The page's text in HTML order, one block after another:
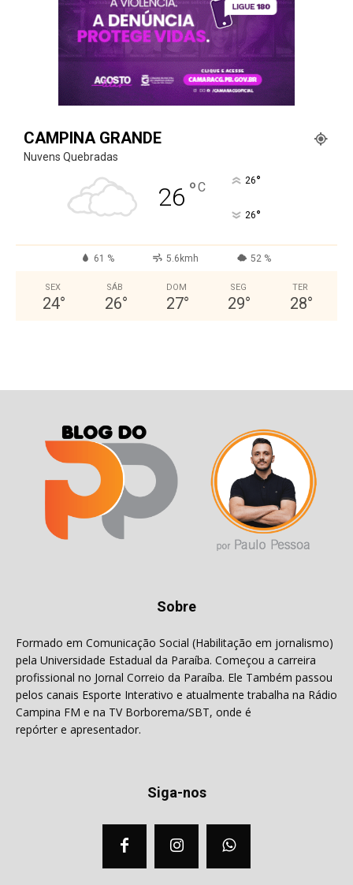
CAMPINA GRANDE
Nuvens Quebradas
26 °C 26°
26°
61 % 5.6kmh 52 %
SEX
24°
SÁB
26°
DOM
27°
SEG
29°
TER
28°
Sobre
Formado em Comunicação Social (Habilitação em jornalismo)
pela Universidade Estadual da Paraíba. Começou a carreira
profissional no Jornal Correio da Paraíba. Ele Também passou
pelos canais Esporte Interativo e atualmente trabalha na Rádio
Campina FM e na TV Borborema/SBT, onde é
repórter e apresentador.
Siga-nos